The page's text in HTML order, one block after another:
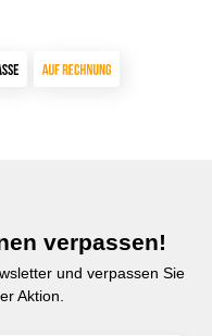
verpassen!
und verpassen Sie
Aktion.